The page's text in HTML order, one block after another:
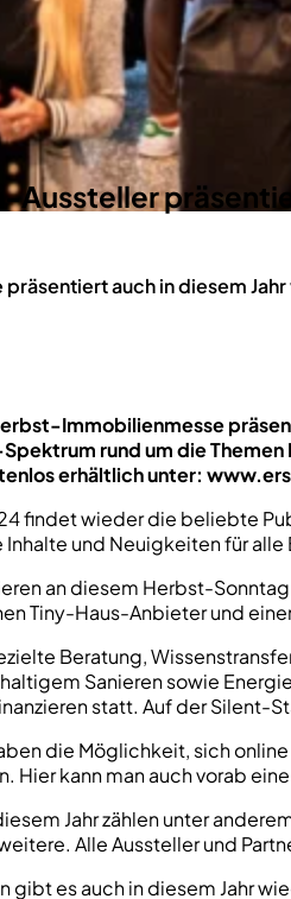
präsentiert auch in diesem
Immobilienmesse
rund um die Themen
erhältlich unter:
findet wieder die beliebte
und Neuigkeiten für
an diesem Herbst-
Tiny-Haus-Anbieter und
Beratung,
Sanieren sowie
statt. Auf der
die Möglichkeit, sich
Hier kann man auch vorab
Jahr zählen unter
Alle Aussteller und
gibt es auch in diesem Jahr